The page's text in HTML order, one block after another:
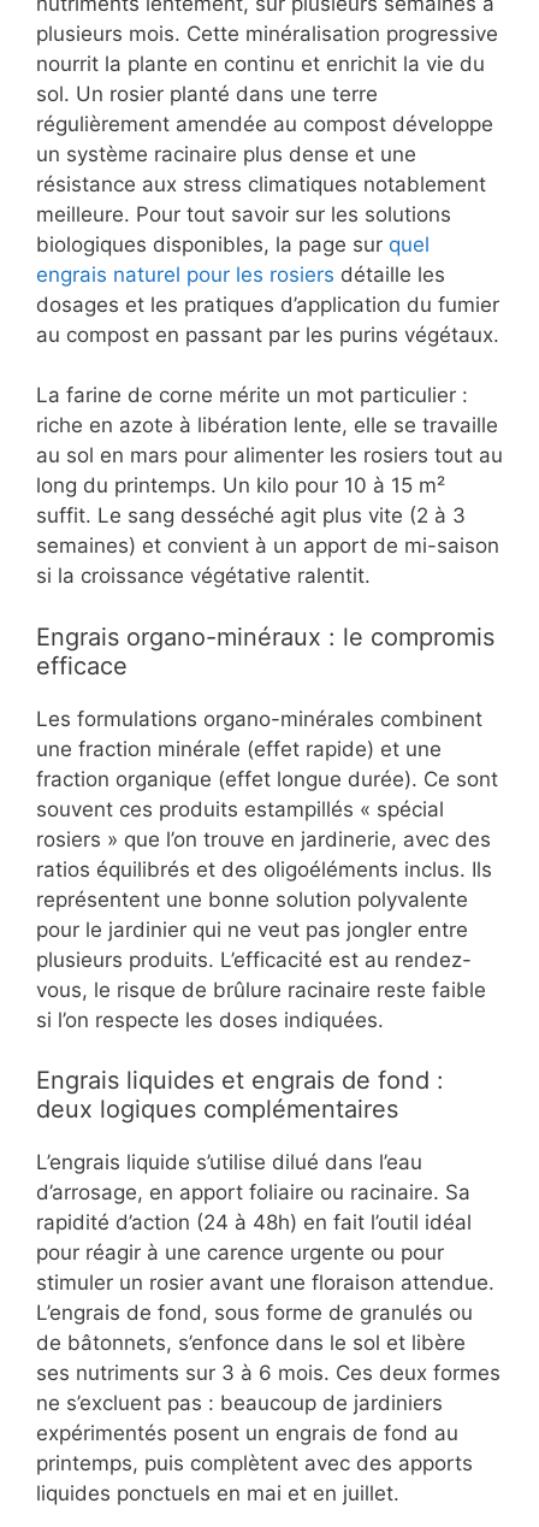
plusieurs mois. Cette minéralisation progressive
nourrit la plante en continu et enrichit la vie du
sol. Un rosier planté dans une terre
régulièrement amendée au compost développe
un système racinaire plus dense et une
résistance aux stress climatiques notablement
meilleure. Pour tout savoir sur les solutions
biologiques disponibles, la page sur quel
engrais naturel pour les rosiers détaille les
dosages et les pratiques d’application du fumier
au compost en passant par les purins végétaux.
La farine de corne mérite un mot particulier :
riche en azote à libération lente, elle se travaille
au sol en mars pour alimenter les rosiers tout au
long du printemps. Un kilo pour 10 à 15 m²
suffit. Le sang desséché agit plus vite (2 à 3
semaines) et convient à un apport de mi-saison
si la croissance végétative ralentit.
Engrais organo-minéraux : le compromis
efficace
Les formulations organo-minérales combinent
une fraction minérale (effet rapide) et une
fraction organique (effet longue durée). Ce sont
souvent ces produits estampillés « spécial
rosiers » que l’on trouve en jardinerie, avec des
ratios équilibrés et des oligoéléments inclus. Ils
représentent une bonne solution polyvalente
pour le jardinier qui ne veut pas jongler entre
plusieurs produits. L’efficacité est au rendez-
vous, le risque de brûlure racinaire reste faible
si l’on respecte les doses indiquées.
Engrais liquides et engrais de fond :
deux logiques complémentaires
L’engrais liquide s’utilise dilué dans l’eau
d’arrosage, en apport foliaire ou racinaire. Sa
rapidité d’action (24 à 48h) en fait l’outil idéal
pour réagir à une carence urgente ou pour
stimuler un rosier avant une floraison attendue.
L’engrais de fond, sous forme de granulés ou
de bâtonnets, s’enfonce dans le sol et libère
ses nutriments sur 3 à 6 mois. Ces deux formes
ne s’excluent pas : beaucoup de jardiniers
expérimentés posent un engrais de fond au
printemps, puis complètent avec des apports
liquides ponctuels en mai et en juillet.